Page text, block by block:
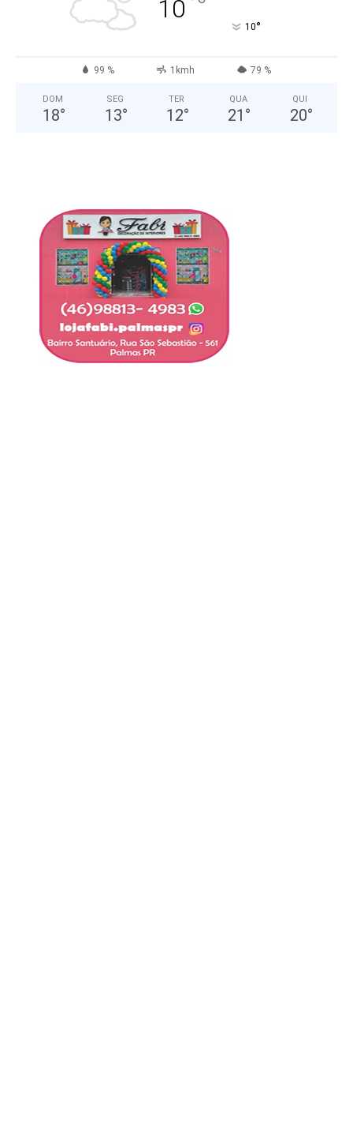
10
10°
99 % 1kmh 79 %
DOM
18°
SEG
13°
TER
12°
QUA
21 °
QUI
20°